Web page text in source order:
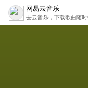
网易云音乐
去云音乐，下载歌曲随